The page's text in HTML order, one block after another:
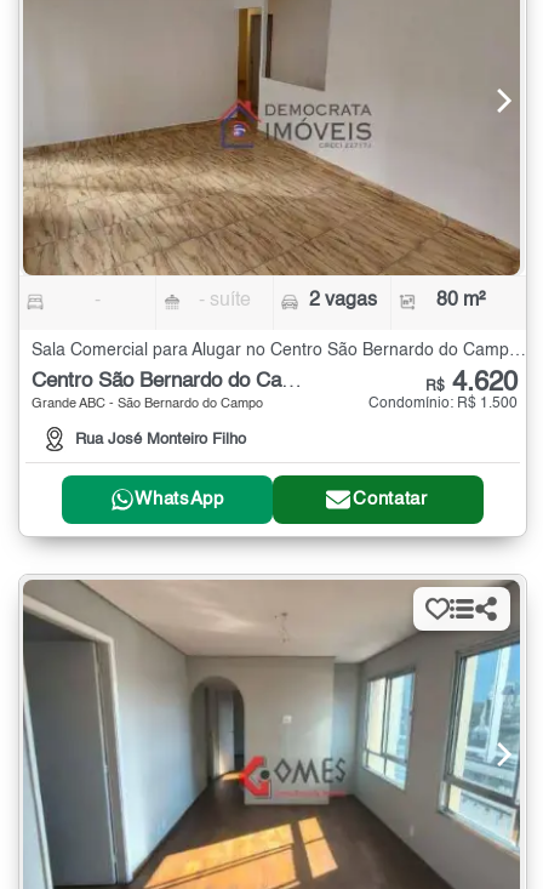
- - suíte 2 vagas 80 m²
Centro São Bernardo do Campo
Grande ABC - São Bernardo do Campo
Rua José Monteiro Filho
R$ 4.620
Condomínio: R$ 1.500
WhatsApp Contatar